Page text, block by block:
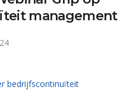
management
bedrijfscontinuïteit